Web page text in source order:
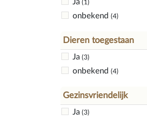
Ja (1)
onbekend (4)
Dieren toegestaan
Ja (3)
onbekend (4)
Gezinsvriendelijk
Ja (3)